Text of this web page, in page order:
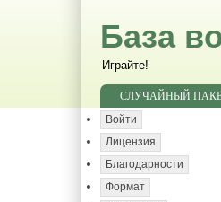
База
Играйте!
СЛУЧАЙНЫЙ
Войти
Лицензия
Благодарности
Формат